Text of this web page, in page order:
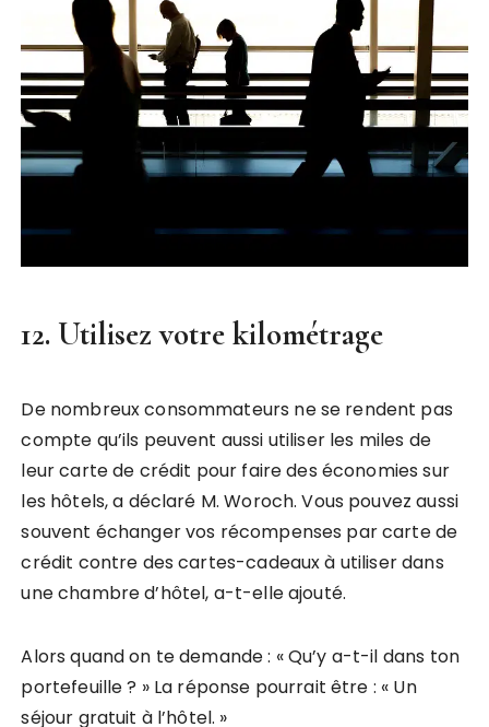
12. Utilisez votre kilométrage
De nombreux consommateurs ne se rendent pas
compte qu’ils peuvent aussi utiliser les miles de
leur carte de crédit pour faire des économies sur
les hôtels, a déclaré M. Woroch. Vous pouvez aussi
souvent échanger vos récompenses par carte de
crédit contre des cartes-cadeaux à utiliser dans
une chambre d’hôtel, a-t-elle ajouté.
Alors quand on te demande : « Qu’y a-t-il dans ton
portefeuille ? » La réponse pourrait être : « Un
séjour gratuit à l’hôtel. »